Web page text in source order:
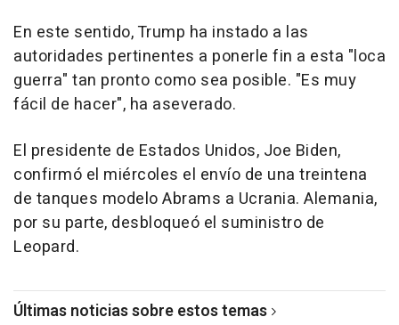
En este sentido, Trump ha instado a las
autoridades pertinentes a ponerle fin a esta "loca
guerra" tan pronto como sea posible. "Es muy
fácil de hacer", ha aseverado.
El presidente de Estados Unidos, Joe Biden,
confirmó el miércoles el envío de una treintena
de tanques modelo Abrams a Ucrania. Alemania,
por su parte, desbloqueó el suministro de
Leopard.
Últimas noticias sobre estos temas